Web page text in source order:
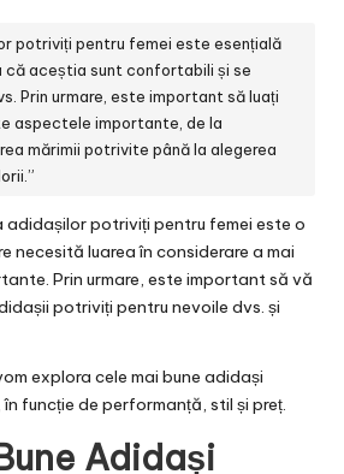
potriviți pentru femei este esențială
că aceștia sunt confortabili și se
Prin urmare, este important să luați
aspectele importante, de la
mărimii potrivite până la alegerea
adidașilor potriviți pentru femei este o
necesită luarea în considerare a mai
Prin urmare, este important să vă
potriviți pentru nevoile dvs. și
explora cele mai bune adidași
funcție de performanță, stil și preț.
Adidași